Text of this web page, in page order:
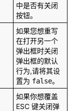
中是否有关闭
按钮。
如果您想重写
在打开另一个
弹出框时关闭
弹出框的默认
行为,请将其设
置为 false。
如果你想覆盖
ESC 键关闭弹